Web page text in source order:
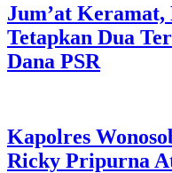
Jum’at
Tetapkan Dua
Dana PSR
Kapolres
Ricky Pripurna